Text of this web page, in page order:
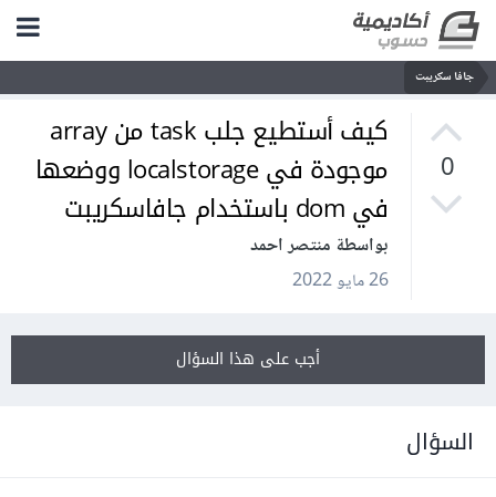
جافا سكريبت
0
كيف أستطيع جلب task من array
موجودة في localstorage ووضعها
في dom باستخدام جافاسكريبت
بواسطة منتصر احمد
26 مايو 2022
أجب على هذا السؤال
السؤال